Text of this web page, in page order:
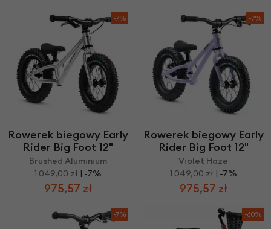
-7%
Rowerek biegowy Early
Rider Big Foot 12"
Brushed Aluminium
1 049,00 zł | -7%
975,57 zł
-7%
Rowerek biegowy Early
Rider Big Foot 12"
Violet Haze
1 049,00 zł | -7%
975,57 zł
-7% -60%